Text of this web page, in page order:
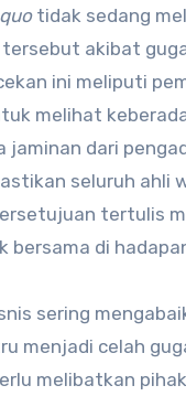
tidak sedang
akibat
ini meliputi
melihat
jaminan dari
seluruh ahli
tertulis
bersama di
sering
menjadi celah
melibatkan